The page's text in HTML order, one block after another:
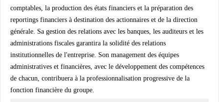
comptables, la production des états financiers et la préparation des
reportings financiers à destination des actionnaires et de la direction
générale. Sa gestion des relations avec les banques, les auditeurs et les
administrations fiscales garantira la solidité des relations
institutionnelles de l'entreprise. Son management des équipes
administratives et financières, avec le développement des compétences
de chacun, contribuera à la professionnalisation progressive de la
fonction financière du groupe.